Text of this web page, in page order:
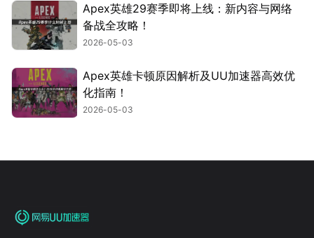
Apex英雄29赛季即将上线：新内容与网络
备战全攻略！
2026-05-03
Apex英雄卡顿原因解析及UU加速器高效优
化指南！
2026-05-03